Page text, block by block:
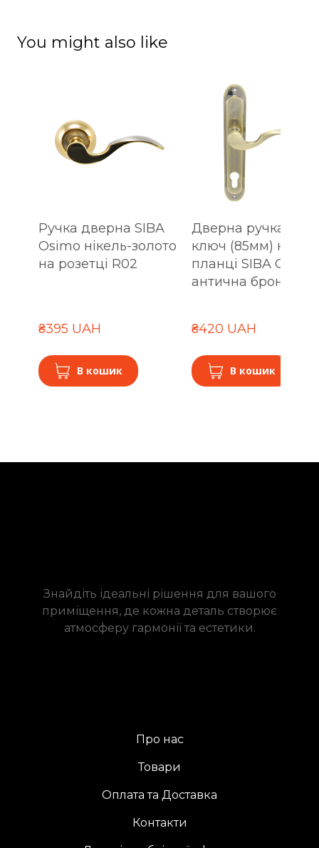
You might also like
Ручка дверна SIBA
Osimo нікель-золото
на розетці R02
₴395 UAH
В кошик
Дверна ручка під
ключ (85мм) на
планці SIBA Osimo,
антична бронза
₴420 UAH
В кошик
Знайдіть ідеальні рішення для вашого
приміщення, де кожна деталь створює
атмосферу гармонії та естетики.
Про нас
Товари
Оплата та Доставка
Контакти